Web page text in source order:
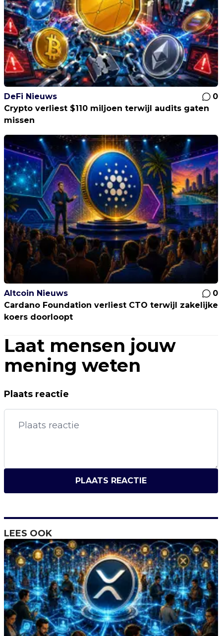
DeFi Nieuws
0
Crypto verliest $110 miljoen terwijl audits gaten
missen
Altcoin Nieuws
0
Cardano Foundation verliest CTO terwijl zakelijke
koers doorloopt
Laat mensen jouw
mening weten
Plaats reactie
PLAATS REACTIE
LEES OOK